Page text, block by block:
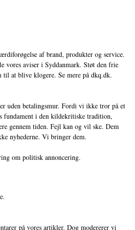
af brand, produkter og service.
vores aviser i Syddanmark. Støt den frie
at blive klogere. Se mere på dkq.dk.
uden betalingsmur. Fordi vi ikke tror på et
fundament i den kildekritiske tradition,
gennem tiden. Fejl kan og vil ske. Dem
nyhederne. Vi bringer dem.
om politisk annoncering.
på vores artikler. Dog modererer vi